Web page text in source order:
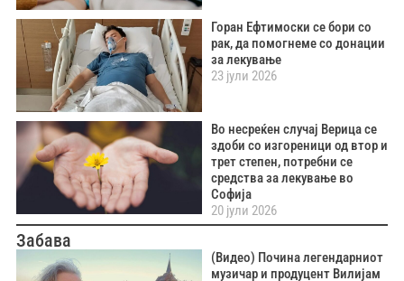
Горан Ефтимоски се бори со
рак, да помогнеме со донации
за лекување
23 јули 2026
Во несреќен случај Верица се
здоби со изгореници од втор и
трет степен, потребни се
средства за лекување во
Софија
20 јули 2026
Забава
(Видео) Почина легендарниот
музичар и продуцент Вилијам